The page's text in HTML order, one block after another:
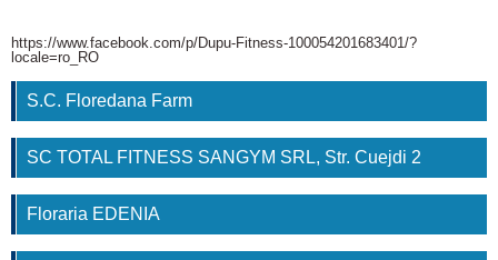
https://www.facebook.com/p/Dupu-Fitness-100054201683401/?
locale=ro_RO
S.C. Floredana Farm
SC TOTAL FITNESS SANGYM SRL, Str. Cuejdi 2
Floraria EDENIA